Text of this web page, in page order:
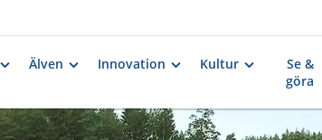
Älven Innovation Kultur
Se &
göra